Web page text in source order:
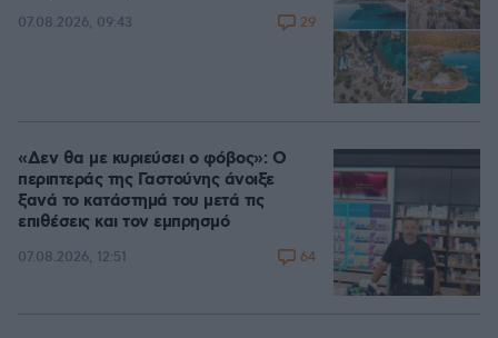
07.08.2026, 09:43 29
«Δεν θα με κυριεύσει ο φόβος»: Ο
περιπτεράς της Γαστούνης άνοιξε
ξανά το κατάστημά του μετά τις
επιθέσεις και τον εμπρησμό
07.08.2026, 12:51 64